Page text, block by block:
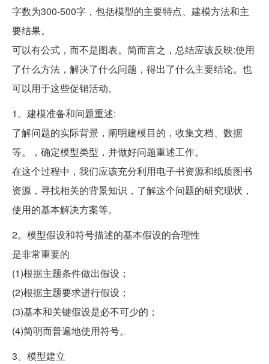
字数为300-500字，包括模型的主要特点、建模方法和主
要结果。
可以有公式，而不是图表。简而言之，总结应该反映:使用
了什么方法，解决了什么问题，得出了什么主要结论。也
可以用于这些促销活动。
1。建模准备和问题重述:
了解问题的实际背景，阐明建模目的，收集文档、数据
等。，确定模型类型，并做好问题重述工作。
在这个过程中，我们应该充分利用电子书资源和纸质图书
资源，寻找相关的背景知识，了解这个问题的研究现状，
使用的基本解决方案等。
2。模型假设和符号描述的基本假设的合理性
是非常重要的
(1)根据主题条件做出假设；
(2)根据主题要求进行假设；
(3)基本和关键假设是必不可少的；
(4)简明而普遍地使用符号。
3。模型建立